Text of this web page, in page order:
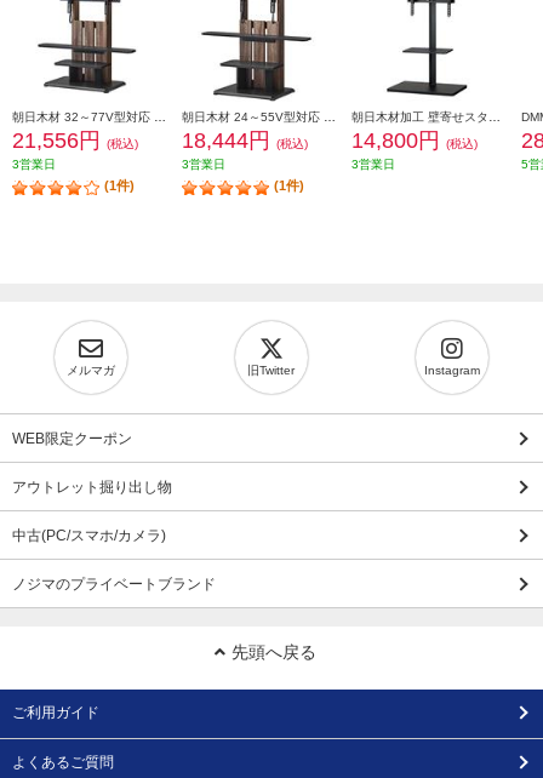
21,556円
(税込)
3営業日
(1件)
18,444円
(税込)
3営業日
(1件)
14,800円
(税込)
3営業日
5営
メルマガ 旧Twitter Instagram
WEB限定クーポン
アウトレット掘り出し物
中古(PC/スマホ/カメラ)
ノジマのプライベートブランド
先頭へ戻る
ご利用ガイド
よくあるご質問